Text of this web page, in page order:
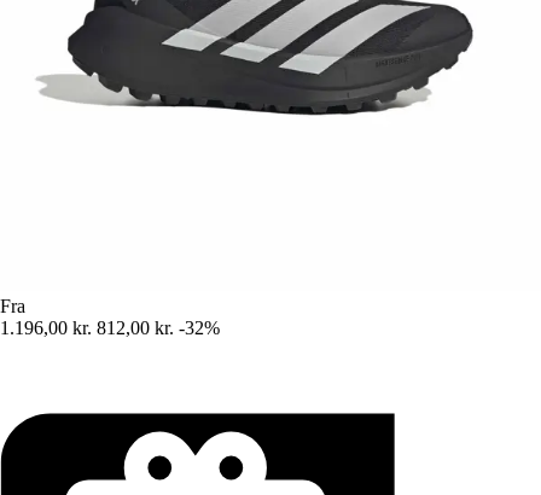
Fra
1.196,00 kr. 812,00 kr. -32%